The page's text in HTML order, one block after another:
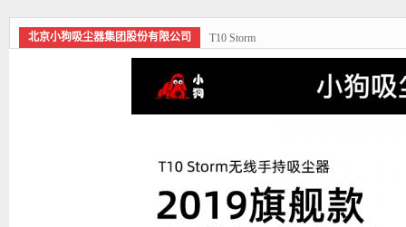
北京小狗吸尘器集团股份有限公司 T10 Storm